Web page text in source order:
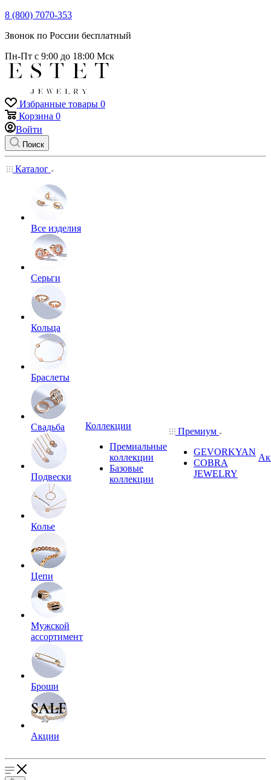
8 (800) 7070-353
Звонок по России бесплатный
Пн-Пт с 9:00 до 18:00 Мск
Избранные товары 0
Корзина 0
Войти
Поиск
Каталог
Все изделия
Серьги
Кольца
Браслеты
Свадьба
Подвески
Колье
Цепи
Мужской
ассортимент
Броши
Акции
Коллекции
Премиальные
коллекции
Базовые
коллекции
Премиум
GEVORKYAN
COBRA
JEWELRY